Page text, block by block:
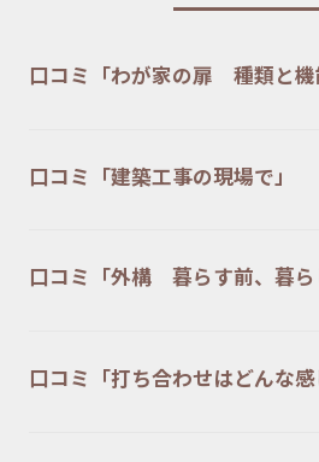
口コミ「わが家の扉 種類と機
口コミ「建築工事の現場で」
口コミ「外構 暮らす前、暮ら
口コミ「打ち合わせはどんな感